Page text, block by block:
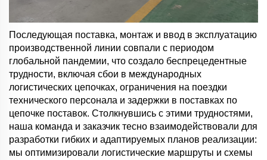
Последующая поставка, монтаж и ввод в эксплуатацию
производственной линии совпали с периодом
глобальной пандемии, что создало беспрецедентные
трудности, включая сбои в международных
логистических цепочках, ограничения на поездки
технического персонала и задержки в поставках по
цепочке поставок. Столкнувшись с этими трудностями,
наша команда и заказчик тесно взаимодействовали для
разработки гибких и адаптируемых планов реализации:
мы оптимизировали логистические маршруты и схемы